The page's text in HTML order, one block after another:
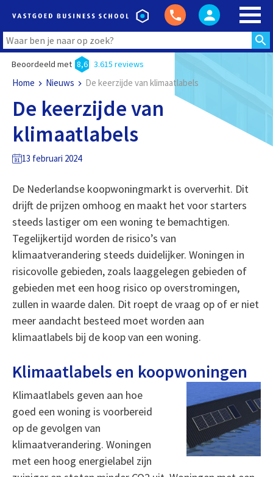
Beoordeeld met 8,6 3.615 reviews
Home Nieuws De keerzijde van klimaatlabels
De keerzijde van
klimaatlabels
13 februari 2024
De Nederlandse koopwoningmarkt is oververhit. Dit
drijft de prijzen omhoog en maakt het voor starters
steeds lastiger om een woning te bemachtigen.
Tegelijkertijd worden de risico’s van
klimaatverandering steeds duidelijker. Woningen in
risicovolle gebieden, zoals laaggelegen gebieden of
gebieden met een hoog risico op overstromingen,
zullen in waarde dalen. Dit roept de vraag op of er niet
meer aandacht besteed moet worden aan
klimaatlabels bij de koop van een woning.
Klimaatlabels en koopwoningen
Klimaatlabels geven aan hoe
goed een woning is voorbereid
op de gevolgen van
klimaatverandering. Woningen
met een hoog energielabel zijn